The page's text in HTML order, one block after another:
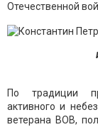
Отечественной
По традиции
активного и
ветерана ВОВ,